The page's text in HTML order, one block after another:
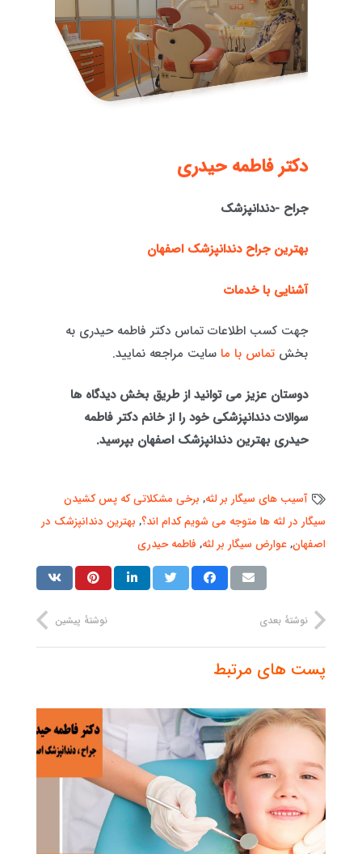
دكتر فاطمه حيدری
جراح -دندانپزشک
بهترین جراح دندانپزشک اصفهان
آشنایی با خدمات
جهت کسب اطلاعات تماس دکتر فاطمه حیدری به
بخشتماس با ما سایت مراجعه نمایید.
دوستان عزیز می توانید از طریق بخش دیدگاه ها
سوالات دندانپزشکی خود را از خانم دکتر فاطمه
حیدری بهترین دندانپزشک اصفهان بپرسید.
آسیب های سیگار بر لثه, برخی مشکلاتی که پس کشیدن
سیگار در لثه ها متوجه می شویم کدام اند؟, بهترین دندانپزشک در
اصفهان,عوارض سیگار بر لثه, فاطمه حیدری
نوشتهٔ پیشین نوشتهٔ بعدی
پست های مرتبط